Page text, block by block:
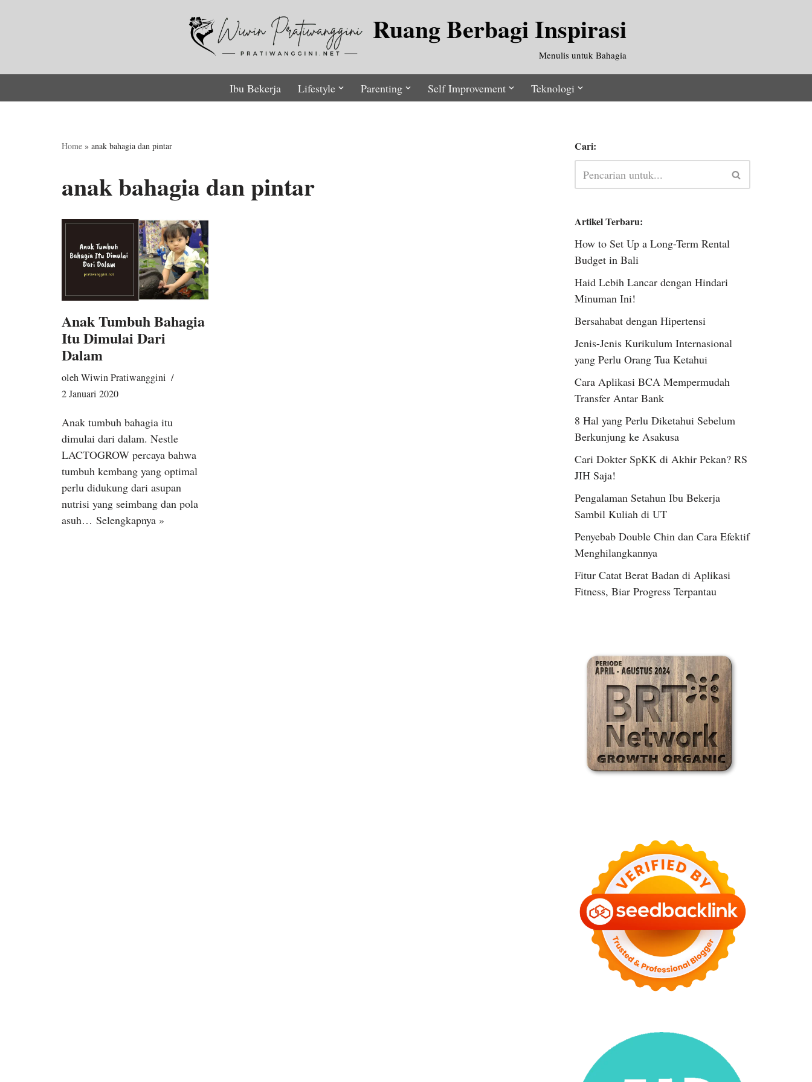
Ruang Berbagi Inspirasi
Menulis untuk Bahagia
Ibu Bekerja Lifestyle Parenting Self Improvement Teknologi
Home » anak bahagia dan pintar
anak bahagia dan pintar
Anak Tumbuh Bahagia
Itu Dimulai Dari
Dalam
olehWiwin Pratiwanggini
2 Januari 2020
Anak tumbuh bahagia itu
dimulai dari dalam. Nestle
LACTOGROW percaya bahwa
tumbuh kembang yang optimal
perlu didukung dari asupan
nutrisi yang seimbang dan pola
asuh… Selengkapnya »
Cari:
Artikel Terbaru:
How to Set Up a Long-Term Rental
Budget in Bali
Haid Lebih Lancar dengan Hindari
Minuman Ini!
Bersahabat dengan Hipertensi
Jenis-Jenis Kurikulum Internasional
yang Perlu Orang Tua Ketahui
Cara Aplikasi BCA Mempermudah
Transfer Antar Bank
8 Hal yang Perlu Diketahui Sebelum
Berkunjung ke Asakusa
Cari Dokter SpKK di Akhir Pekan? RS
JIH Saja!
Pengalaman Setahun Ibu Bekerja
Sambil Kuliah di UT
Penyebab Double Chin dan Cara Efektif
Menghilangkannya
Fitur Catat Berat Badan di Aplikasi
Fitness, Biar Progress Terpantau